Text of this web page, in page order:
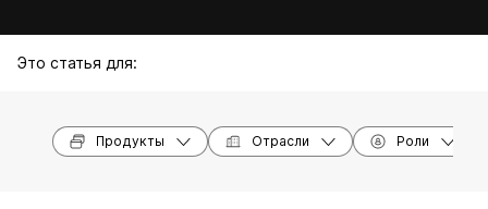
Это статья для:
Продукты Отрасли Роли